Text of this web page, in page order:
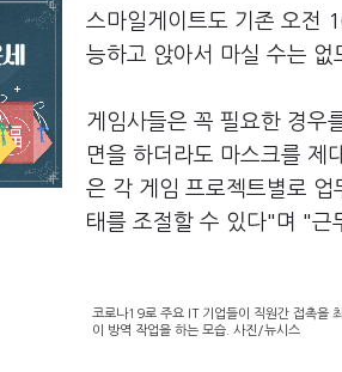
스마일게이트도 기존 오전
능하고 앉아서 마실 수는 없
게임사들은 꼭 필요한 경우
면을 하더라도 마스크를 제
은 각 게임 프로젝트별로
태를 조절할 수 있다"며 "근
코로나19로 주요 IT 기업들이 직원간 접촉을
이 방역 작업을 하는 모습. 사진/뉴시스